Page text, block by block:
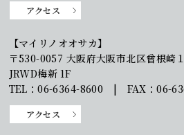
アクセス
【マイリノオオサカ】
〒530-0057 大阪府大阪市北区曾根崎
JRWD梅新 1F
TEL：06-6364-8600 | FAX：06-
アクセス